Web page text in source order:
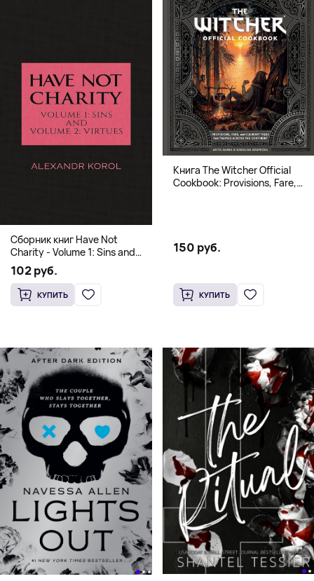
Сборник книг Have Not
Charity - Volume 1: Sins and
Volume 2: Virtues
102 руб.
КУПИТЬ
Книга The Witcher Official
Cookbook: Provisions, Fare,
150 руб.
КУПИТЬ